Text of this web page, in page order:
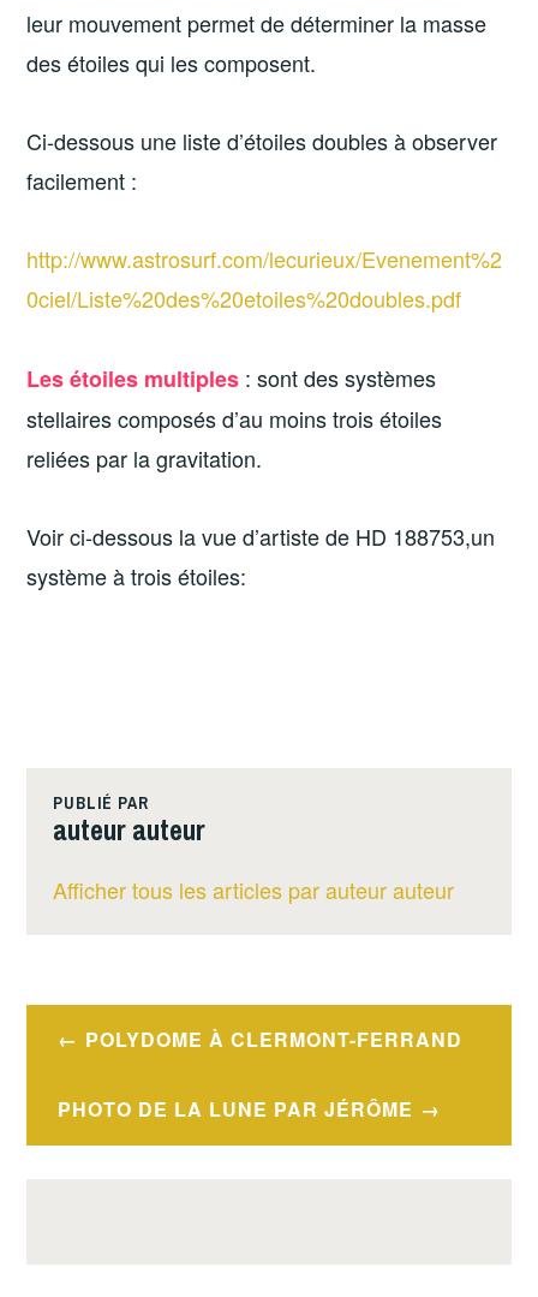
leur mouvement permet de déterminer la masse
des étoiles qui les composent.
Ci-dessous une liste d’étoiles doubles à observer
facilement :
http://www.astrosurf.com/lecurieux/Evenement%2
0ciel/Liste%20des%20etoiles%20doubles.pdf
Les étoiles multiples : sont des systèmes
stellaires composés d’au moins trois étoiles
reliées par la gravitation.
Voir ci-dessous la vue d’artiste de HD 188753,un
système à trois étoiles:
PUBLIÉ PAR
auteur auteur
Afficher tous les articles par auteur auteur
Navigation
l’article
POLYDOME À CLERMONT-FERRAND
PHOTO DE LA LUNE PAR JÉRÔME